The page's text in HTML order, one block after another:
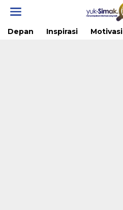
Depan Inspirasi Motivasi